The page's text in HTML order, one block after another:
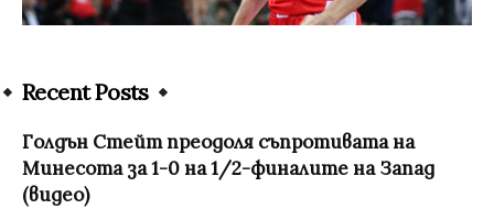
Recent Posts
Голдън Стейт преодоля съпротивата на
Минесота за 1-0 на 1/2-финалите на Запад
(видео)